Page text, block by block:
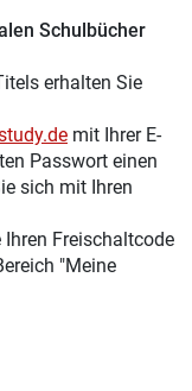
Schulbücher
erhalten Sie
mit Ihrer E-
Passwort einen
sich mit Ihren
Freischaltcode
"Meine